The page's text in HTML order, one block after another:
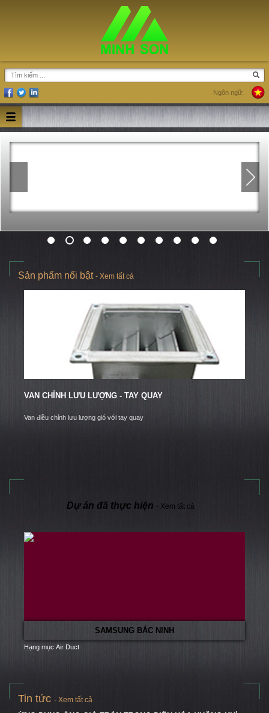
Ngôn ngữ:
Next
Sản phẩm nổi bật - Xem tất cả
VAN CHỈNH LƯU LƯỢNG - TAY QUAY
Van điều chỉnh lưu lượng gió với tay quay
Dự án đã thực hiện - Xem tất cả
SAMSUNG BẮC NINH
Hạng mục Air Duct
Tin tức - Xem tất cả